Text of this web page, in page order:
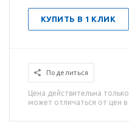
КУПИТЬ В 1 КЛИК
Поделиться
Цена действительна
может отличаться от цен